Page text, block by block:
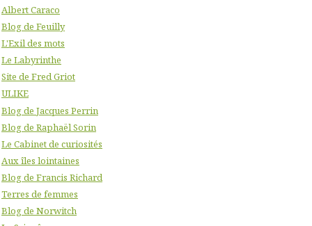
Albert Caraco
Blog de Feuilly
L'Exil des mots
Le Labyrinthe
Site de Fred Griot
ULIKE
Blog de Jacques Perrin
Blog de Raphaël Sorin
Le Cabinet de curiosités
Aux îles lointaines
Blog de Francis Richard
Terres de femmes
Blog de Norwitch